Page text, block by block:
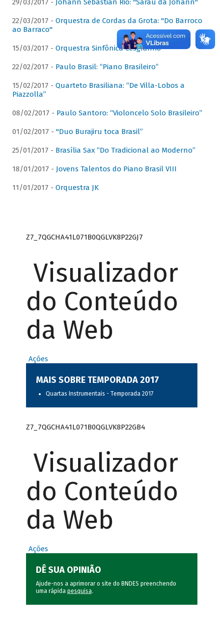
29/03/2017 - Johann Sebastian Rio: "Sarau da Johann"
22/03/2017 - Orquestra de Cordas da Grota: "Do Barroco
ao Barraco"
15/03/2017 - Orquestra Sinfônica Cesgranrio
22/02/2017 - Paulo Brasil: “Piano Brasileiro”
15/02/2017 - Quarteto Brasiliana: “De Villa-Lobos a
Piazzolla”
08/02/2017 - Paulo Santoro: “Violoncelo Solo Brasileiro”
01/02/2017 - "Duo Burajiru toca Brasil”
25/01/2017 - Brasília Sax “Do Tradicional ao Moderno”
18/01/2017 - Jovens Talentos do Piano Brasil VIII
11/01/2017 - Orquestra JK
Z7_7QGCHA41L071B0QGLVK8P22GJ7
Visualizador
do Conteúdo
da Web
Ações
MAIS SOBRE TEMPORADA 2017
Quartas Instrumentais - Temporada 2017
Z7_7QGCHA41L071B0QGLVK8P22GB4
Visualizador
do Conteúdo
da Web
Ações
DÊ SUA OPINIÃO
Ajude-nos a aprimorar o site do BNDES preenchendo
uma rápida pesquisa.